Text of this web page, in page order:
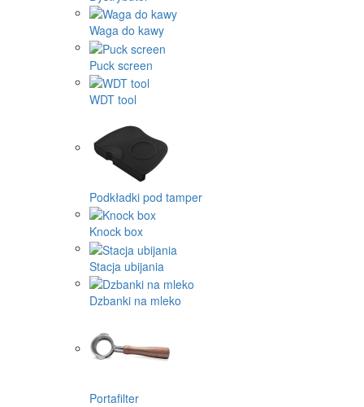
Waga do kawy
Puck screen
WDT tool
Podkładki pod tamper
Knock box
Stacja ubijania
Dzbanki na mleko
Portafilter